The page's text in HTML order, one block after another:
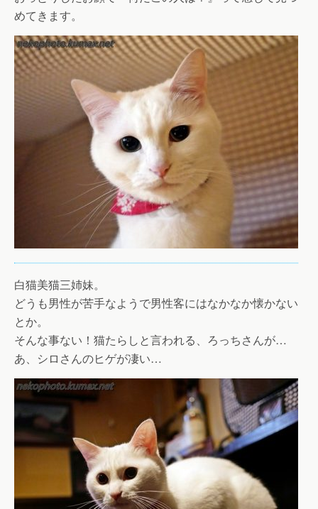
めてきます。
白猫美猫三姉妹。
どうも男性が苦手なようで男性客にはなかなか懐かない
とか。
そんな事ない！猫たらしと言われる、ろっちさんが…
あ、シロさんのヒゲが凄い…